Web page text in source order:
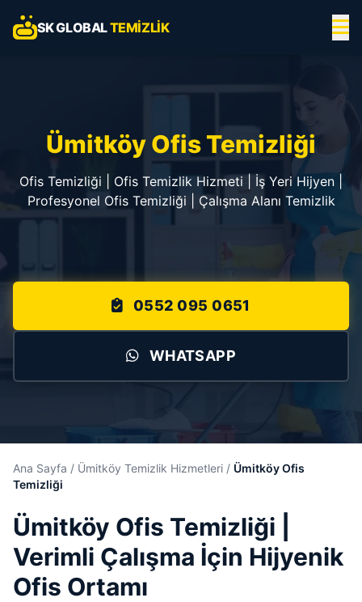
SK GLOBALTEMIZLIK
Ümitköy Ofis Temizliği
Ofis Temizliği | Ofis Temizlik Hizmeti | İş Yeri Hijyen |
Profesyonel Ofis Temizliği | Çalışma Alanı Temizlik
0552 095 0651
WHATSAPP
Ana Sayfa / Ümitköy Temizlik Hizmetleri / Ümitköy Ofis
Temizliği
Ümitköy Ofis Temizliği |
Verimli Çalışma İçin Hijyenik
Ofis Ortamı